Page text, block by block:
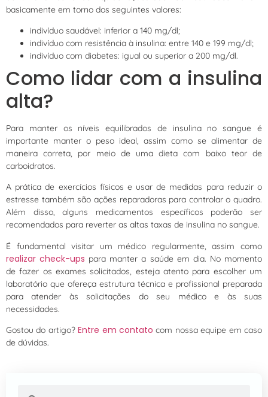
basicamente em torno dos seguintes valores:
indivíduo saudável: inferior a 140 mg/dl;
indivíduo com resistência à insulina: entre 140 e 199 mg/dl;
indivíduo com diabetes: igual ou superior a 200 mg/dl.
Como lidar com a insulina
alta?
Para manter os níveis equilibrados de insulina no sangue é
importante manter o peso ideal, assim como se alimentar de
maneira correta, por meio de uma dieta com baixo teor de
carboidratos.
A prática de exercícios físicos e usar de medidas para reduzir o
estresse também são ações reparadoras para controlar o quadro.
Além disso, alguns medicamentos específicos poderão ser
recomendados para reverter as altas taxas de insulina no sangue.
É fundamental visitar um médico regularmente, assim como
realizar check-ups para manter a saúde em dia. No momento
de fazer os exames solicitados, esteja atento para escolher um
laboratório que ofereça estrutura técnica e profissional preparada
para atender às solicitações do seu médico e às suas
necessidades.
Gostou do artigo?Entre em contato com nossa equipe em caso
de dúvidas.